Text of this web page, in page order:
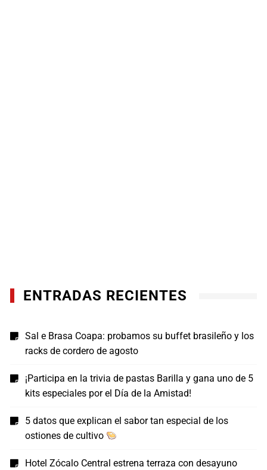
ENTRADAS RECIENTES
Sal e Brasa Coapa: probamos su buffet brasileño y los
racks de cordero de agosto
¡Participa en la trivia de pastas Barilla y gana uno de 5
kits especiales por el Día de la Amistad!
5 datos que explican el sabor tan especial de los
ostiones de cultivo
Hotel Zócalo Central estrena terraza con desayuno